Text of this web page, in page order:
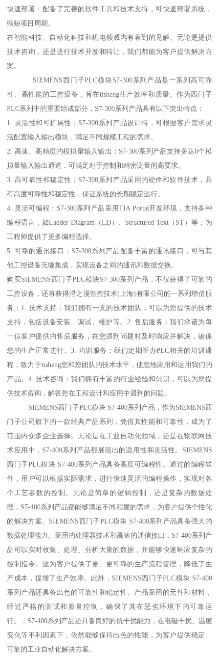
快速部署：配备了完善的软件工具和技术支持，可快速部署系统，
缩短项目周期。
在智能科技、自动化科技和机电领域内有着到的见解。无论是提供
技术咨询，还是进行技术开发和转让，我们都能为客户提供解决方
案。
SIEMENS西门子PLC模块S7-300系列产品是一系列高可靠
性、高性能的工控设备，旨在tisheng生产效率和质量。作为西门子
PLC系列中的重要组成部分，S7-300系列产品具有以下突出特点：
1. 灵活性和可扩展性：S7-300系列产品设计特，可根据客户需求灵
活配置输入输出模块，满足不同规模工程的需求。
2. 高速、高精度的模拟量输入输出：S7-300系列产品支持多达8个模
拟量输入输出通道，可满足对于控制和精密测量的高要求。
3. 高可靠性和稳定性：S7-300系列产品采用的硬件和软件技术，具
有高度可靠性和稳定性，保证系统的长期稳定运行。
4. 灵活可编程：S7-300系列产品采用TIA Portal开发环境，支持多种
编程语言，如Ladder Diagram（LD）、Structured Text（ST）等，为
工程师提供了更多编程选择。
5. 可靠的通讯接口：S7-300系列产品配备丰富的通讯接口，可与其
他工控设备无缝集成，实现设备之间的通讯和数据交换。
购买SIEMENS西门子PLC模块S7-300系列产品，不仅获得了可靠的
工控设备，还将获得浔之漫智控技术(上海)有限公司的一系列增值服
务：1. 技术支持：我们拥有一支的技术团队，可以为您提供的技术
支持，包括设备安装、调试、维护等。2. 售后服务：我们承诺为每
一位客户提供的售后服务，在您遇到问题时及时响应并解决，确保
您的生产正常进行。3. 培训服务：我们定期举办PLC相关的培训课
程，致力于tisheng您和您团队的技术水平，使您地应用和运用我们的
产品。4. 技术咨询：我们拥有丰富的行业经验和知识，可以为您提
供技术咨询，解答您在工程设计和应用中遇到的问题。
SIEMENS西门子PLC模块 S7-400系列产品，作为SIEMENS西
门子公司旗下的一款经典产品系列，凭借其性能和可靠性，成为了
范围内众多企业选择。无论是在工业自动化领域，还是在物联网技
术应用中，S7-400系列产品都展现出的适用性和灵活性。SIEMENS
西门子PLC模块 S7-400系列产品具备高度可编程性。通过的编程软
件，用户可以根据实际需求，进行快速灵活的编程操作，实现对各
个工艺参数的控制。无论是简单的逻辑控制，还是复杂的数据处
理，S7-400系列产品都能够满足不同程度的需求，为客户提供个性化
的解决方案。SIEMENS西门子PLC模块 S7-400系列产品具备强大的
数据处理能力。采用的处理器技术和高速的通信接口，S7-400系列产
品可以实时收集、处理、分析大量的数据，并能够快速响应复杂的
控制指令。这为客户提供了更、更可靠的生产流程管理，降低了生
产成本，提增了生产效率。此外，SIEMENS西门子PLC模块 S7-400
系列产品还具备出色的可靠性和稳定性。产品采用的元件和材料，
经过严格的测试和质量控制，确保了其在恶劣环境下的可靠运
行。，S7-400系列产品还具备良好的抗干扰能力，在电磁干扰、温度
变化等不利因素下，依然能够保持出色的性能，为客户提供稳定、
可靠的工业自动化解决方案。